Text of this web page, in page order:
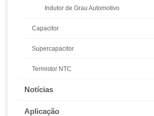
Indutor de Grau Automotivo
Capacitor
Supercapacitor
Termistor NTC
Notícias
Aplicação